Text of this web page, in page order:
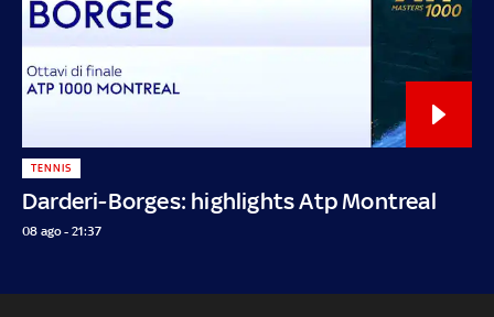
Darderi-Borges: highlights Atp Montreal
TENNIS
08 ago - 21:37